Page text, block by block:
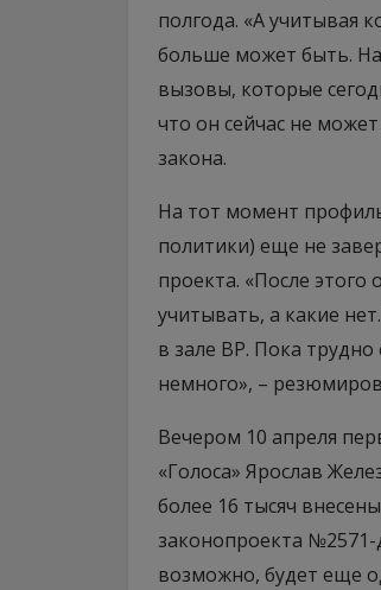
полгода. «А учитывая
больше может быть.
вызовы, которые
что он сейчас не
закона.
На тот момент
политики) еще не
проекта. «После
учитывать, а какие
в зале ВР. Пока
немного», –
Вечером 10 апреля
«Голоса» Ярослав
более 16 тысяч
законопроекта №2571-
возможно, будет еще